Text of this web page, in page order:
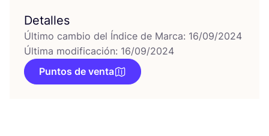
Detalles
Último cambio del Índice de Marca: 16/09/2024
Última modificación: 16/09/2024
Puntos de venta